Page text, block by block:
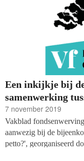
Een inkijkje bij
samenwerking
7 november 2019
Vakblad
aanwezig bij de
petto?', georganiseerd